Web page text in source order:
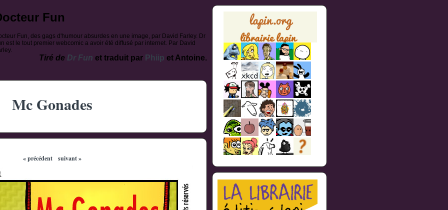
Fun
Fun, des gags d'humour absurdes en une image, par David Farley. Dr
est le tout premier webcomic a avoir été diffusé par internet. Par David
Tiré de Dr Fun et traduit par Phiip et Antoine.
Mc Gonades
« précédent suivant »